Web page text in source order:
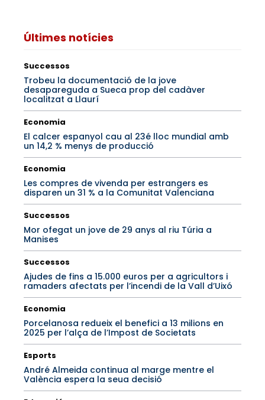
Últimes notícies
Successos
Trobeu la documentació de la jove
desapareguda a Sueca prop del cadàver
localitzat a Llaurí
Economia
El calcer espanyol cau al 23é lloc mundial amb
un 14,2 % menys de producció
Economia
Les compres de vivenda per estrangers es
disparen un 31 % a la Comunitat Valenciana
Successos
Mor ofegat un jove de 29 anys al riu Túria a
Manises
Successos
Ajudes de fins a 15.000 euros per a agricultors i
ramaders afectats per l’incendi de la Vall d’Uixó
Economia
Porcelanosa redueix el benefici a 13 milions en
2025 per l’alça de l’Impost de Societats
Esports
André Almeida continua al marge mentre el
València espera la seua decisió